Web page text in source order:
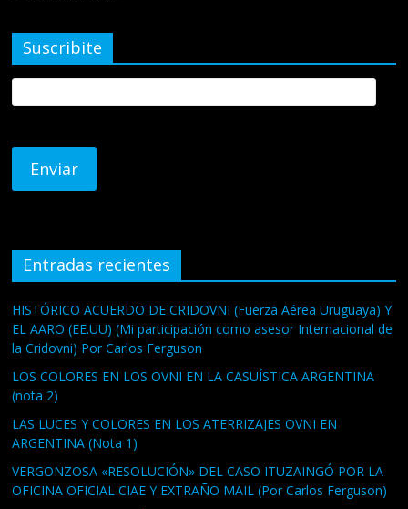
Suscribite
Entradas recientes
HISTÓRICO ACUERDO DE CRIDOVNI (Fuerza Aérea Uruguaya) Y
EL AARO (EE.UU) (Mi participación como asesor Internacional de
la Cridovni) Por Carlos Ferguson
LOS COLORES EN LOS OVNI EN LA CASUÍSTICA ARGENTINA
(nota 2)
LAS LUCES Y COLORES EN LOS ATERRIZAJES OVNI EN
ARGENTINA (Nota 1)
VERGONZOSA «RESOLUCIÓN» DEL CASO ITUZAINGÓ POR LA
OFICINA OFICIAL CIAE Y EXTRAÑO MAIL (Por Carlos Ferguson)